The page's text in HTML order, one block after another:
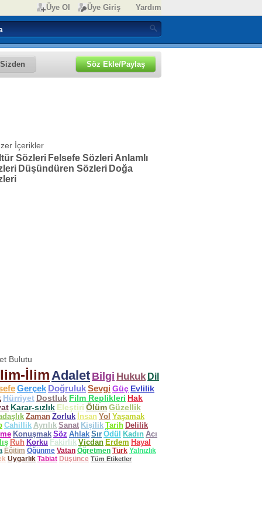
Üye Ol Üye Giriş Yardım
Sizden Söz Ekle/Paylaş
İçerikler
Sözleri Felsefe Sözleri Anlamlı
Düşündüren Sözleri Doğa
Bulutu
İlimAdaletBilgi Hukuk Dil
Gerçek DoğrulukSevgi Güç Evlilik
Hürriyet Dostluk Film Replikleri Hak
Karar-sızlık Eleştiri Ölüm Güzellik
Zaman Zorluk İnsan Yol Yaşamak
Cahillik Ayrılık Sanat Kişilik Tarih Delilik
Konuşmak Söz Ahlak Sır Ödül Kadın Acı
Ruh Korku Fakirlik Vicdan Erdem Hayal
Eğitim Öğünme Vatan Öğretmen Türk Yalnızlık
Uygarlık Tabiat Düşünce Tüm Etiketler